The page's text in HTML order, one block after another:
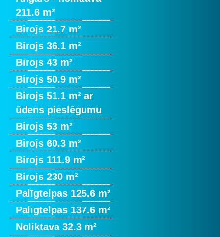
211.6 m²
Birojs 21.7 m²
Birojs 36.1 m²
Birojs 43 m²
Birojs 50.9 m²
Birojs 51.1 m² ar
ūdens pieslēgumu
Birojs 53 m²
Birojs 60.3 m²
Birojs 111.9 m²
Birojs 230 m²
Palīgtelpas 125.6 m²
Palīgtelpas 137.6 m²
Noliktava 32.3 m²